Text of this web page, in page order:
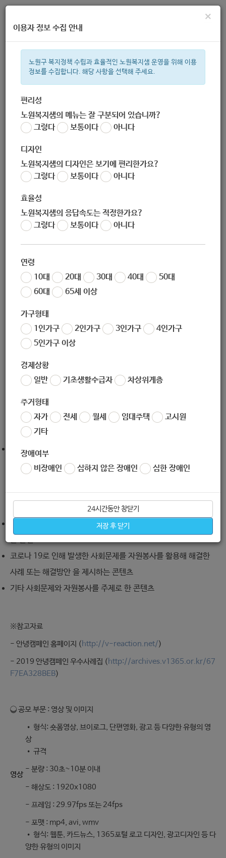
주간 인기검색어
한눈으로 보는 복지 정보
×
이용자 정보 수집 안내
노원구 복지정책 수립과 효율적인 노원복지샘 운영을 위해 이용
정보를 수집합니다. 해당 사항을 선택해 주세요.
편리성
노원복지샘의 메뉴는 잘 구분되어 있습니까?
그렇다
보통이다 아니다
디자인
노원복지샘의 디자인은 보기에 편리한가요?
그렇다
보통이다 아니다
효율성
노원복지샘의 응답속도는 적정한가요?
그렇다
보통이다 아니다
연령
10대
20대 30대 40대
50대
60대
65세 이상
가구형태
1인가구
2인가구 3인가구
4인가구
5인가구 이상
경제상황
일반
기초생활수급자 차상위계층
주거형태
자가
전세 월세 임대주택
고시원
기타
장애여부
비장애인
심하지 않은 장애인 심한 장애인
24시간동안 창닫기
저장 후 닫기
[한국중앙자원봉사센터] '2020 우수 자원봉사 홍보콘텐츠 공모
전' 개최
작성자 노원 복지샘
작성일 2020-04-27 13:17
공고번호 : (재)한국중앙자원봉사센터 2020 - 12호
'2020 우수 자원봉사 홍보콘텐츠 공모전' 공고
❍ 참가 자격 : 제한 없음 (개인 또는 팀 단위 참가 가능)
1인(팀)당 2건 이내로 응모 가능하며, 동일인에 대한 중복시상은
하지 않음
❍ 공모 주제 : 사회문제를 해결하는 자원봉사
자원봉사를 통해 사회문제를 해결한 사례 또는 해결방안을 제시하
코로나 19로 인해 발생한 사회문제를 자원봉사를 활용해 해결한
사례 또는 해결방안 을 제시하는 콘텐츠
기타 사회문제와 자원봉사를 주제로 한 콘텐츠
※참고자료
- 안녕캠페인 홈페이지 (http://v-reaction.net/)
- 2019 안녕캠페인 우수사례집 (http://archives.v1365.or.kr/67
F7EA328BEB)
❍ 공모 부문 : 영상 및 이미지
영상
• 형식: 숏폼영상, 브이로그, 단편영화, 광고 등 다양한 유형의 영
상
• 규격
- 분량 : 30초~10분 이내
- 해상도 : 1920x1080
- 프레임 : 29.97fps 또는 24fps
- 포맷 : mp4, avi, wmv
• 형식: 웹툰, 카드뉴스, 1365포털 로고 디자인, 광고디자인 등 다
양한 유형의 이미지